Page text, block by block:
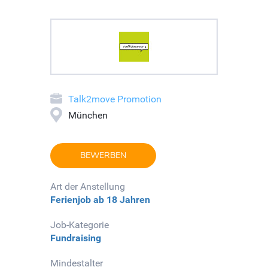
Talk2move Promotion
München
BEWERBEN
Art der Anstellung
Ferienjob ab 18 Jahren
Job-Kategorie
Fundraising
Mindestalter